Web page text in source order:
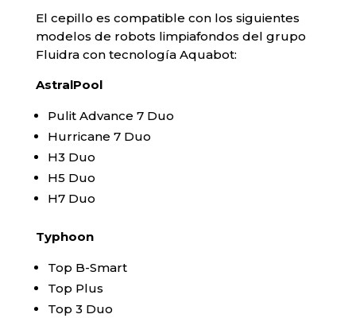
El cepillo es compatible con los siguientes
modelos de robots limpiafondos del grupo
Fluidra con tecnología Aquabot:
AstralPool
Pulit Advance 7 Duo
Hurricane 7 Duo
H3 Duo
H5 Duo
H7 Duo
Typhoon
Top B-Smart
Top Plus
Top 3 Duo